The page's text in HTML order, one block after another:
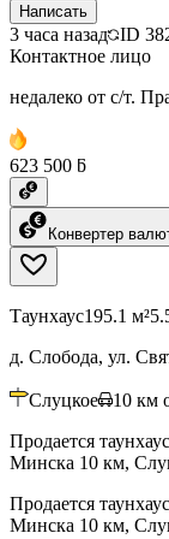
Написать
3 часа назад ID
Контактное лицо
недалеко от с/т.
623 500 ƃ
Конвертер
Таунхаус195.1 м²
д. Слобода, ул.
Слуцкое 10 км
Продается
Минска 10 км,
Продается
Минска 10 км,